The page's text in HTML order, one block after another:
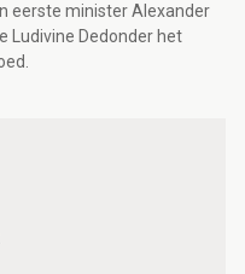
eerste minister Alexander
Ludivine Dedonder het